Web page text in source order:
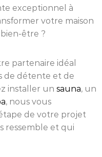
exceptionnel à
votre maison
être ?
partenaire idéal
de détente et de
installer un sauna, un
, nous vous
de votre projet
ressemble et qui